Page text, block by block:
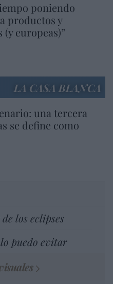
poniendo
productos y
europeas)”
LA CASA BLANCA
una tercera
se define como
los eclipses
puedo evitar